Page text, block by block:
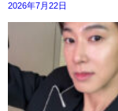
2026年7月22日